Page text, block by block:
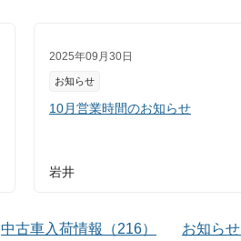
2025年09月30日
お知らせ
10月営業時間のお知らせ
岩井
中古車入荷情報 （216） お知らせ